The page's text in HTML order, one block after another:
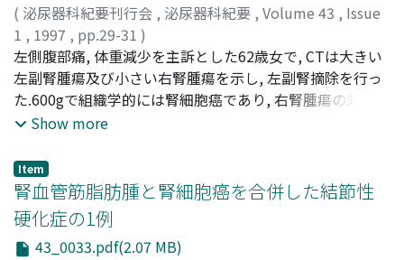
( 泌尿器科紀要刊行会 , 泌尿器科紀要 , Volume 43 , Issue
1 , 1997 , pp.29-31 )
新井, 学;釜井, 隆男;長本, 章裕 ; 斎藤, 和男;広川, 信;Arai,
Gaku;Kamai, Takao;Nagamoto, Akihiko;Saito, Kazuo;
Hirokawa, Makoto
左側腹部痛, 体重減少を主訴とした62歳女で, CTは大きい
左副腎腫瘍及び小さい右腎腫瘍を示し, 左副腎摘除を行っ
た.600gで組織学的には腎細胞癌であり, 右腎腫瘍の対側転
移を示唆された.術後2ヵ月に右腎を摘除した.腎腫瘍も腎細
ている
Show more
Item
腎血管筋脂肪腫と腎細胞癌を合併した結節性
硬化症の1例
43_0033.pdf(2.07 MB)